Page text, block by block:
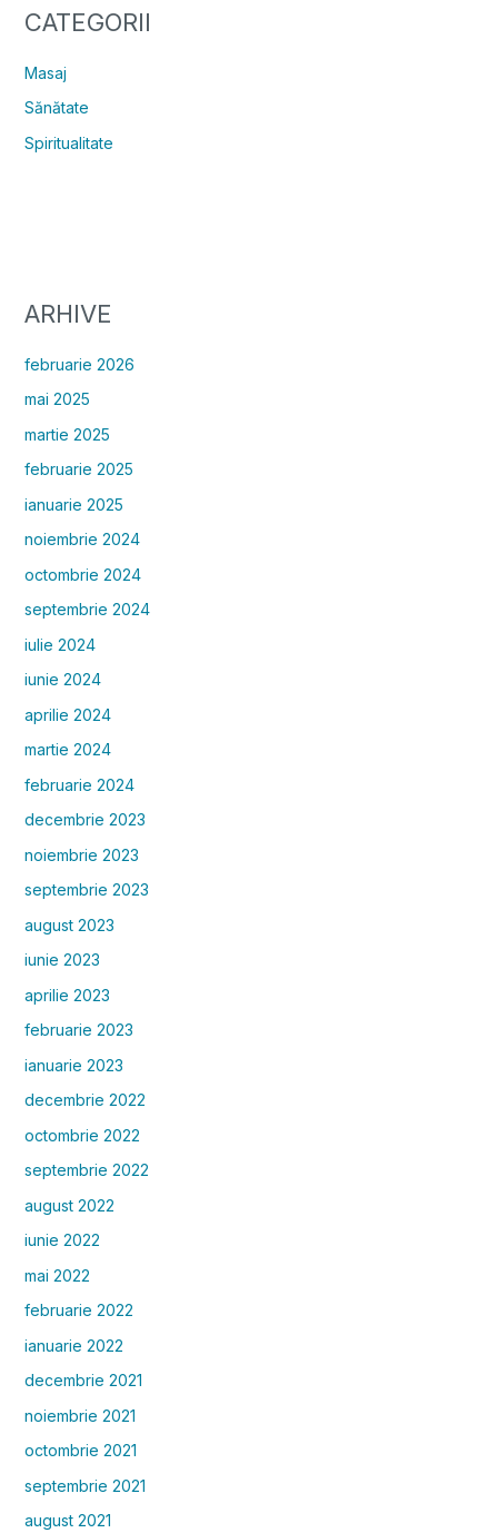
CATEGORII
Masaj
Sănătate
Spiritualitate
ARHIVE
februarie 2026
mai 2025
martie 2025
februarie 2025
ianuarie 2025
noiembrie 2024
octombrie 2024
septembrie 2024
iulie 2024
iunie 2024
aprilie 2024
martie 2024
februarie 2024
decembrie 2023
noiembrie 2023
septembrie 2023
august 2023
iunie 2023
aprilie 2023
februarie 2023
ianuarie 2023
decembrie 2022
octombrie 2022
septembrie 2022
august 2022
iunie 2022
mai 2022
februarie 2022
ianuarie 2022
decembrie 2021
noiembrie 2021
octombrie 2021
septembrie 2021
august 2021